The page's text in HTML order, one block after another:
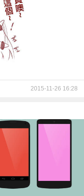
2015-11-26 16:28